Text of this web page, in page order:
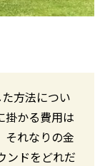
方法につい
掛かる費用は
それなりの金
ンドをどれだ